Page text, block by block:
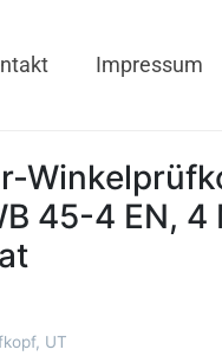
Impressum
45-4 EN, 4
, UT